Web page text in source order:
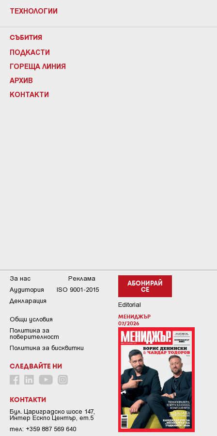
ТЕХНОЛОГИИ
СЪБИТИЯ
ПОДКАСТИ
ГОРЕЩА ЛИНИЯ
АРХИВ
КОНТАКТИ
АБОНИРАЙ
СЕ
Editorial
МЕНИДЖЪР
07/2026
За нас
Реклама
Аудитория
ISO 9001-2015
Декларация
Общи условия
Пoлитикa зa
пoвepитeлнocт
Политика за бисквитки
СЛЕДВАЙТЕ НИ
КОНТАКТИ
Бул. Цариградско шосе 147,
Интер Ескпо Център, ет.5
тел: +359 887 569 640